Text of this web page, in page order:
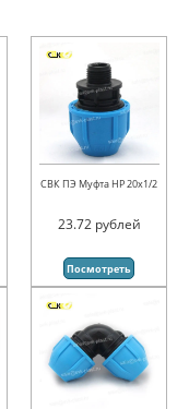
СВК ПЭ Муфта НР 20х1/2
23.72 рублей
Посмотреть